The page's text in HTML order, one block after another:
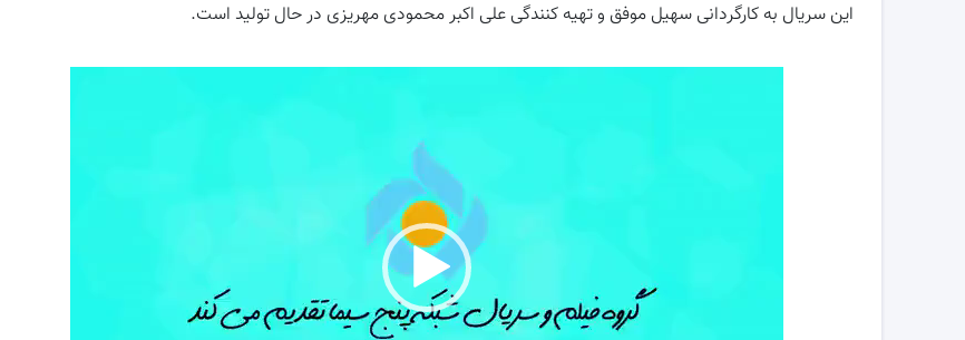
این سریال به کارگردانی سهیل موفق و تهیه کنندگی علی اکبر محمودی مهریزی در حال تولید است.
نمایشگر